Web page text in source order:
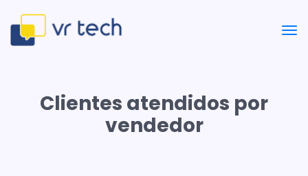
Clientes atendidos por
vendedor